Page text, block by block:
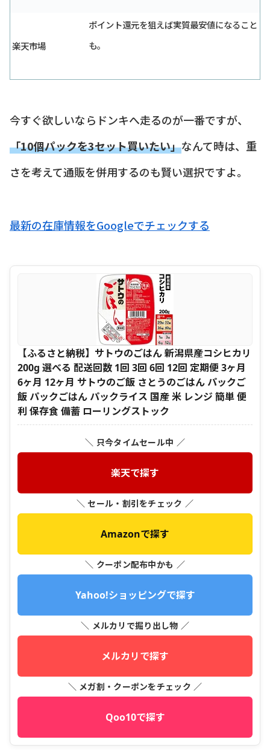
楽天市場
ポイント還元を狙えば実質最安値になること
も。
今すぐ欲しいならドンキへ走るのが一番ですが、
「10個パックを3セット買いたい」なんて時は、重
さを考えて通販を併用するのも賢い選択ですよ。
最新の在庫情報をGoogleでチェックする
【ふるさと納税】サトウのごはん 新潟県産コシヒカリ
200g 選べる 配送回数 1回 3回 6回 12回 定期便 3ヶ月
6ヶ月 12ヶ月 サトウのご飯 さとうのごはん パックご
飯 パックごはん パックライス 国産 米 レンジ 簡単 便
利 保存食 備蓄 ローリングストック
＼ 只今タイムセール中 ／
楽天で探す
＼ セール・割引をチェック ／
Amazonで探す
＼ クーポン配布中かも ／
Yahoo!ショッピングで探す
＼ メルカリで掘り出し物 ／
メルカリで探す
＼ メガ割・クーポンをチェック ／
Qoo10で探す